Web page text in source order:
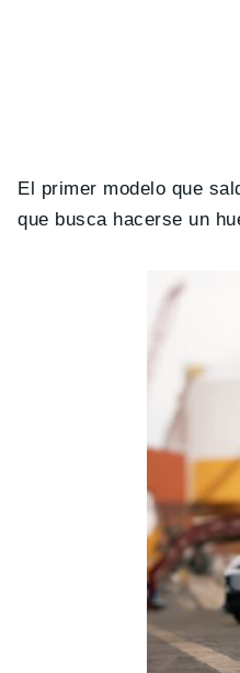
El primer modelo que
que busca hacerse un